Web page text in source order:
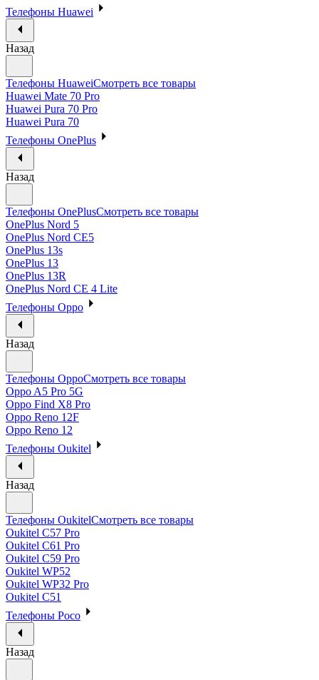
Телефоны Huawei
Назад
Телефоны HuaweiСмотреть все товары
Huawei Mate 70 Pro
Huawei Pura 70 Pro
Huawei Pura 70
Телефоны OnePlus
Назад
Телефоны OnePlusСмотреть все товары
OnePlus Nord 5
OnePlus Nord CE5
OnePlus 13s
OnePlus 13
OnePlus 13R
OnePlus Nord CE 4 Lite
Телефоны Oppo
Назад
Телефоны OppoСмотреть все товары
Oppo A5 Pro 5G
Oppo Find X8 Pro
Oppo Reno 12F
Oppo Reno 12
Телефоны Oukitel
Назад
Телефоны OukitelСмотреть все товары
Oukitel C57 Pro
Oukitel C61 Pro
Oukitel C59 Pro
Oukitel WP52
Oukitel WP32 Pro
Oukitel C51
Телефоны Poco
Назад